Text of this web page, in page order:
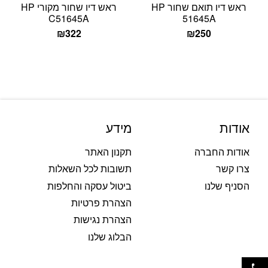
ראש דיו תואם שחור HP
51645A
₪250
ראש דיו שחור מקורי HP
C51645A
₪322
אודות
אודות החברה
צרו קשר
הסניף שלנו
מידע
תקנון האתר
תשובות לכל השאלות
ביטול עסקה והחלפות
הצהרת פרטיות
הצהרת נגישות
הבלוג שלנו
פתח סרגל נגישות